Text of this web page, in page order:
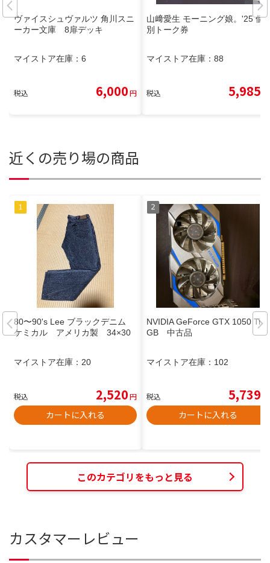
ヴァイスシュヴァルツ 角川スニ
ーカー文庫 8扉デッキ
マイストア在庫： 6
税込 6,000円
山﨑愛生 モーニング娘。'25 個
別トーク券
マイストア在庫： 88
税込 5,985
近くの売り場の商品
80〜90's Lee ブラックデニム
ケミカル アメリカ製 34×30
マイストア在庫： 20
税込 2,520円
カートに入れる
NVIDIA GeForce GTX 1050 Ti 4
GB 中古品
マイストア在庫： 102
税込 5,739
カートに入れる
このカテゴリをもっと見る
カスタマーレビュー